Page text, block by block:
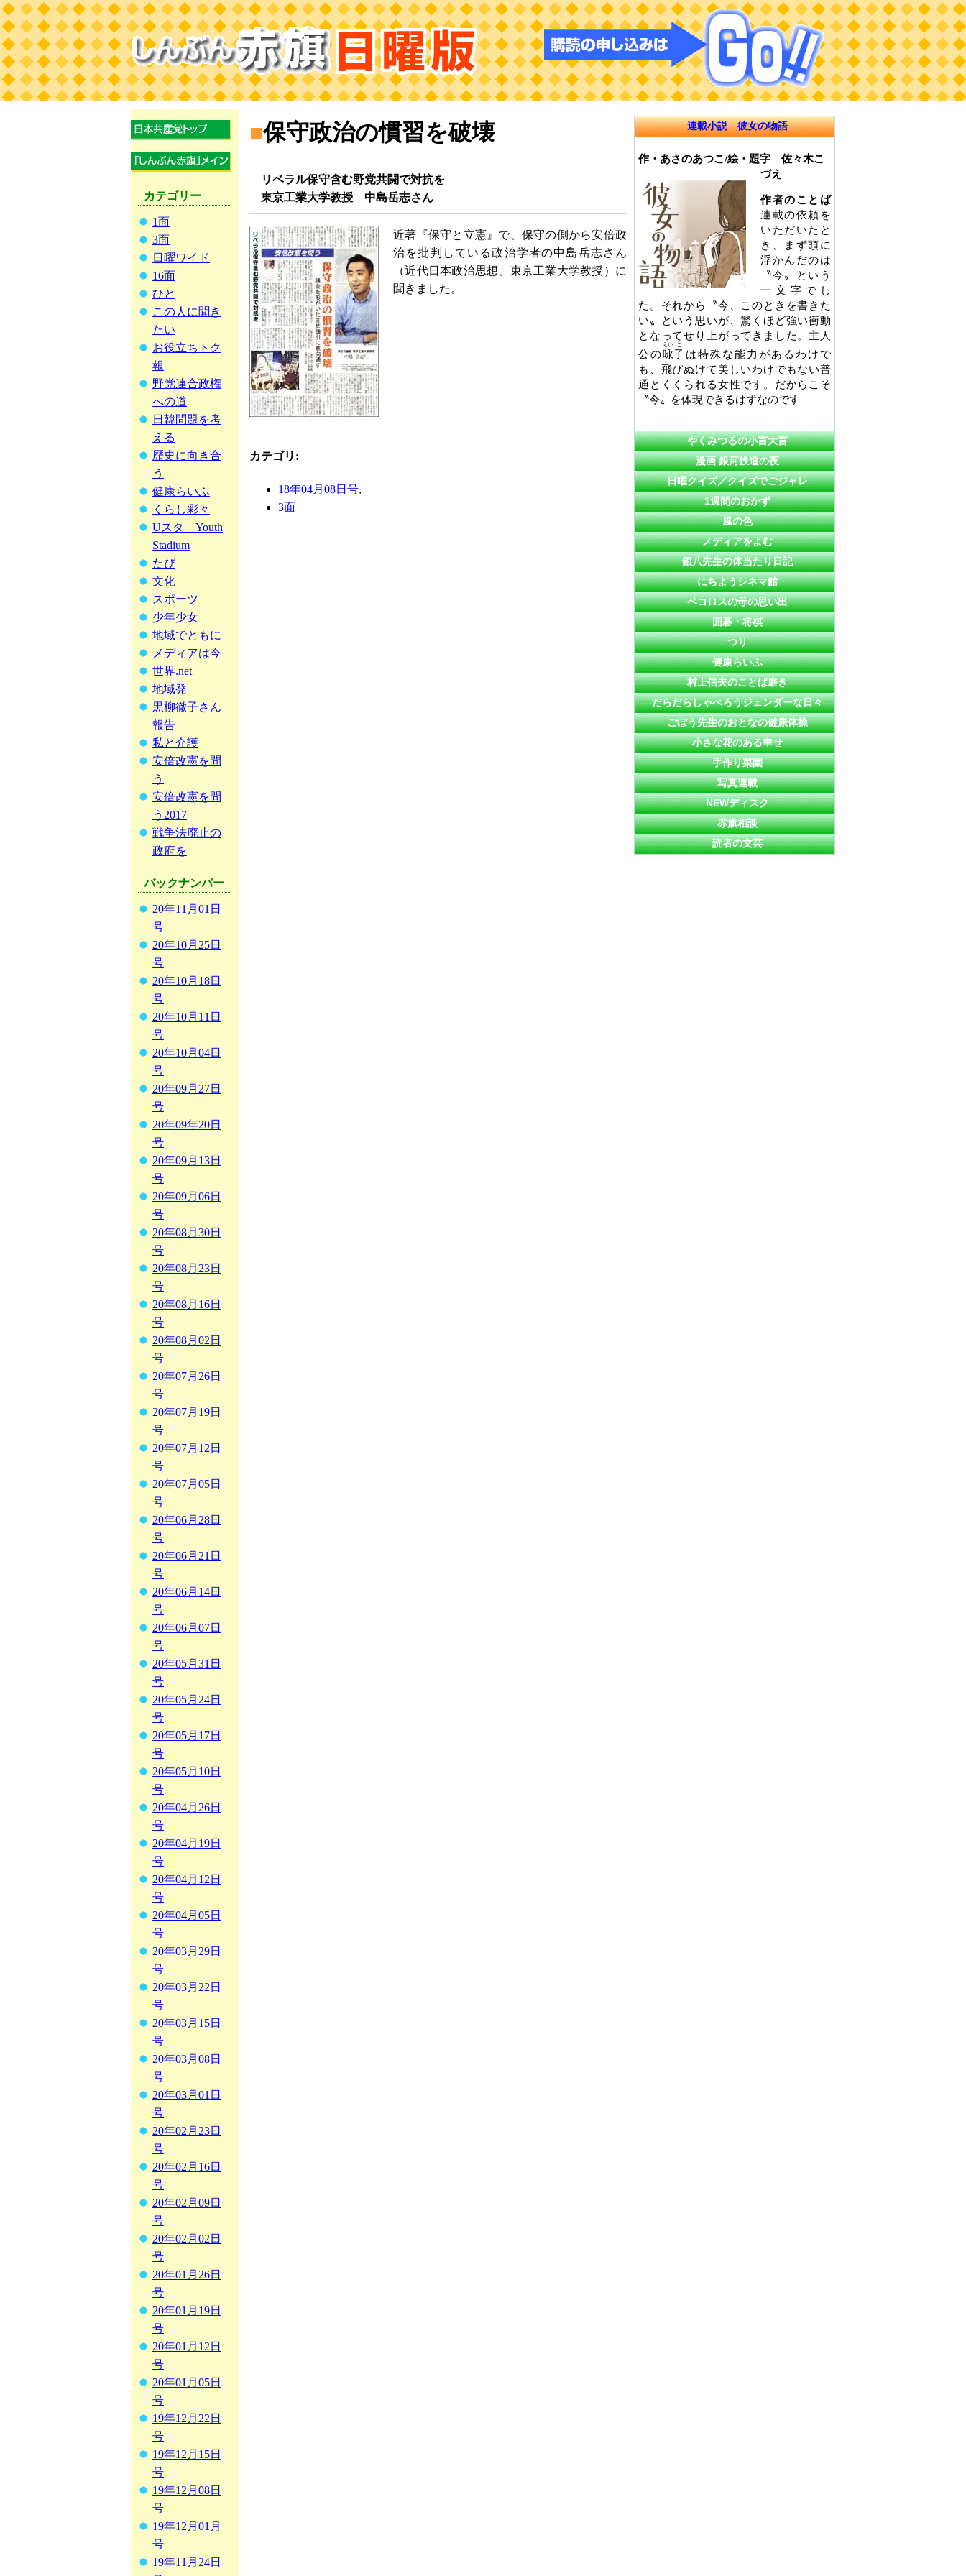
カテゴリー
1面
3面
日曜ワイド
16面
ひと
この人に聞き
たい
お役立ちトク
報
野党連合政権
への道
日韓問題を考
える
歴史に向き合
う
健康らいふ
くらし彩々
Uスタ Youth
Stadium
たび
文化
スポーツ
少年少女
地域でともに
メディアは今
世界.net
地域発
黒柳徹子さん
報告
私と介護
安倍改憲を問
う
安倍改憲を問
う2017
戦争法廃止の
政府を
バックナンバー
20年11月01日
号
20年10月25日
号
20年10月18日
号
20年10月11日
号
20年10月04日
号
20年09月27日
号
20年09年20日
号
20年09月13日
号
20年09月06日
号
20年08月30日
号
20年08月23日
号
20年08月16日
号
20年08月02日
号
20年07月26日
号
20年07月19日
号
20年07月12日
号
20年07月05日
号
20年06月28日
号
20年06月21日
号
20年06月14日
号
20年06月07日
号
20年05月31日
号
20年05月24日
号
20年05月17日
号
20年05月10日
号
20年04月26日
号
20年04月19日
号
20年04月12日
号
20年04月05日
号
20年03月29日
号
20年03月22日
号
20年03月15日
号
20年03月08日
号
20年03月01日
号
20年02月23日
号
20年02月16日
号
20年02月09日
号
20年02月02日
号
20年01月26日
号
20年01月19日
号
20年01月12日
号
20年01月05日
号
19年12月22日
号
19年12月15日
号
19年12月08日
号
19年12月01月
号
19年11月24日
■保守政治の慣習を破壊
リベラル保守含む野党共闘で対抗を
東京工業大学教授 中島岳志さん
近著『保守と立憲』で、保守の側から安倍政
治を批判している政治学者の中島岳志さん
（近代日本政治思想、東京工業大学教授）に
聞きました。
カテゴリ :
18年04月08日号,
3面
連載小説 彼女の物語
作・あさのあつこ/絵・題字 佐々木こ
づえ
作者のことば
連載の依頼を
いただいたと
き、まず頭に
浮かんだのは
〝今〟という
一文字でし
た。それから〝今、このときを書きた
い〟という思いが、驚くほど強い衝動
となってせり上がってきました。主人
公の咏
えい
子
こ
は特殊な能力があるわけで
も、飛びぬけて美しいわけでもない普
通とくくられる女性です。だからこそ
〝今〟を体現できるはずなのです
やくみつるの小言大言
漫画 銀河鉄道の夜
日曜クイズ／クイズでごジャレ
1週間のおかず
風の色
メディアをよむ
銀八先生の体当たり日記
にちようシネマ館
ペコロスの母の思い出
囲碁・将棋
つり
健康らいふ
村上信夫のことば磨き
だらだらしゃべろうジェンダーな日々
ごぼう先生のおとなの健康体操
小さな花のある幸せ
手作り菜園
写真連載
NEWディスク
赤旗相談
読者の文芸